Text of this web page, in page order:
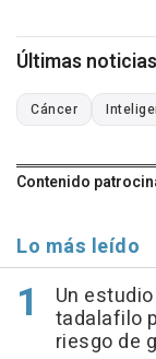
Últimas
Cáncer
Contenido
Lo más leído
Un
tadalafilo
riesgo de